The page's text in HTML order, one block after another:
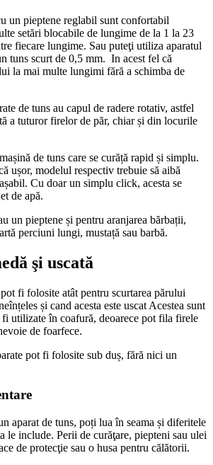
un pieptene reglabil sunt confortabil
setări blocabile de lungime de la 1 la 23
fiecare lungime. Sau puteţi utiliza aparatul
tuns scurt de 0,5 mm. In acest fel că
la mai multe lungimi fără a schimba de
de tuns au capul de radere rotativ, astfel
a tuturor firelor de păr, chiar și din locurile
de tuns care se curăță rapid și simplu.
ușor, modelul respectiv trebuie să aibă
Cu doar un simplu click, acesta se
de apă.
un pieptene și pentru aranjarea bărbații,
perciuni lungi, mustață sau barbă.
şi uscată
fi folosite atât pentru scurtarea părului
și cand acesta este uscat Acestea sunt
utilizate în coafură, deoarece pot fila firele
de foarfece.
pot fi folosite sub duș, fără nici un
aparat de tuns, poți lua în seama și diferitele
le include. Perii de curăţare, piepteni sau ulei
de protecţie sau o husa pentru călătorii.